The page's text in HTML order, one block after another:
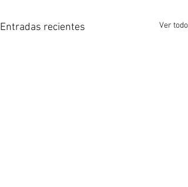
Entradas recientes Ver todo